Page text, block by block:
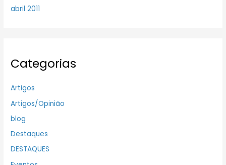
abril 2011
Categorias
Artigos
Artigos/Opinião
blog
Destaques
DESTAQUES